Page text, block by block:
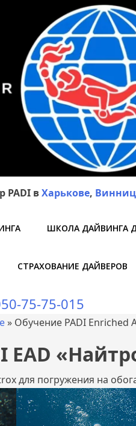
PADI вХарькове,
ШКОЛА ДАЙВИНГА
СТРАХОВАНИЕ ДАЙВЕРОВ
75-75-015
» Обучение PADI Enriched
EAD
для погружения на